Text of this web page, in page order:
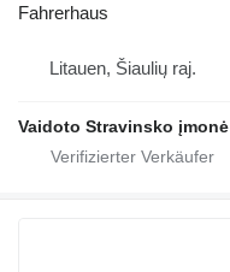
Fahrerhaus
Litauen, Šiaulių raj.
Vaidoto Stravinsko įmonė